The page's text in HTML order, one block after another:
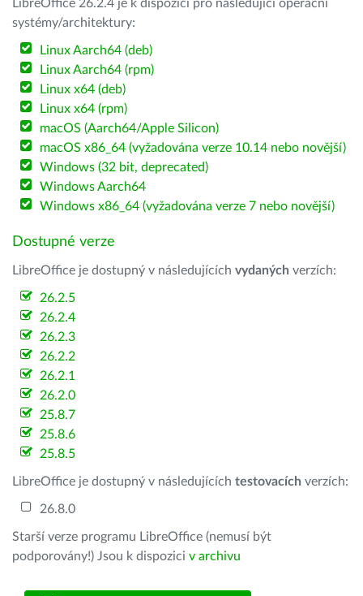
LibreOffice 26.2.4 je k dispozici pro následující operační
systémy/architektury:
Linux Aarch64 (deb)
Linux Aarch64 (rpm)
Linux x64 (deb)
Linux x64 (rpm)
macOS (Aarch64/Apple Silicon)
macOS x86_64 (vyžadována verze 10.14 nebo novější)
Windows (32 bit, deprecated)
Windows Aarch64
Windows x86_64 (vyžadována verze 7 nebo novější)
Dostupné verze
LibreOffice je dostupný v následujících vydaných verzích:
26.2.5
26.2.4
26.2.3
26.2.2
26.2.1
26.2.0
25.8.7
25.8.6
25.8.5
LibreOffice je dostupný v následujících testovacích verzích:
26.8.0
Starší verze programu LibreOffice (nemusí být
podporovány!) Jsou k dispozici v archivu